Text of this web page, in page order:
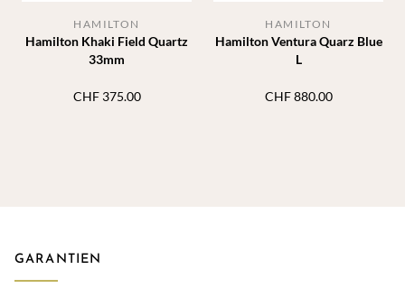
Hamilton Khaki Field Quartz
33mm
HAMILTON
CHF375.00
Hamilton Ventura Quarz Blue
L
HAMILTON
CHF880.00
GARANTIEN